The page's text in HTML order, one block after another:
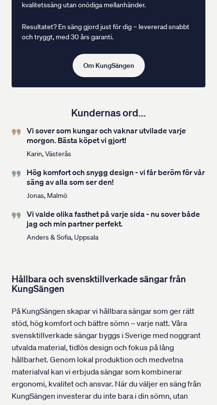
kvalitetssäng utan onödiga mellanhänder.
Resultatet? En säng gjord just för dig – levererad snabbt
och tryggt, med 30 års garanti.
Om KungSängen
Kundernas ord...
Vi sover som kungar och vaknar utvilade varje
morgon. Bästa köpet vi gjort!
Karin, Västerås
Hög komfort och snygg design - vi får beröm för vår
säng av alla som ser den!
Jonas, Malmö
Vi valde olika fasthet på varje sida - nu sover både
jag och min partner perfekt.
Anders & Sofia, Uppsala
Hållbara och svensktillverkade sängar från
KungSängen
På KungSängen skapar vi hållbara sängar som ger rätt
stöd, hög komfort och bättre sömn – varje natt. Våra
svensktillverkade sängar byggs i Sverige med noggrant
utvalda material, tidlös design och fokus på lång
hållbarhet. Genom lokal produktion och medvetna
materialval kan vi erbjuda sängar som kombinerar
ergonomi, kvalitet och ansvar. När du väljer en säng från
KungSängen investerar du inte bara i din sömn, utan